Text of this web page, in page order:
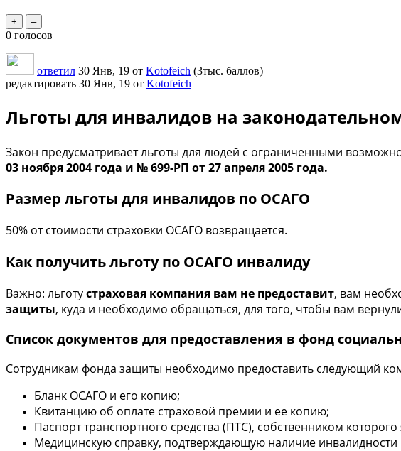
0 голосов
ответил 30 Янв, 19 от Kotofeich (3тыс. баллов)
редактировать 30 Янв, 19 от Kotofeich
Льготы для инвалидов на
Закон предусматривает льготы для людей с ограниченными
03 ноября 2004 года и № 699-РП от 27 апреля 2005 года.
Размер льготы для инвалидов по ОСАГО
50% от стоимости страховки ОСАГО возвращается.
Как получить льготу по ОСАГО инвалиду
Важно: льготустраховая компания вам не предоставит, вам
защиты, куда и необходимо обращаться, для того, чтобы вам
Список документов для предоставления в фонд
Сотрудникам фонда защиты необходимо предоставить следующий
Бланк ОСАГО и его копию;
Квитанцию об оплате страховой премии и ее копию;
Паспорт транспортного средства (ПТС), собственником которого
Медицинскую справку, подтверждающую наличие инвалидности